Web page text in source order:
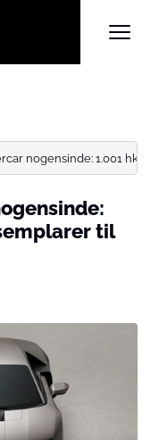
nogensinde: 1.001 hk
til